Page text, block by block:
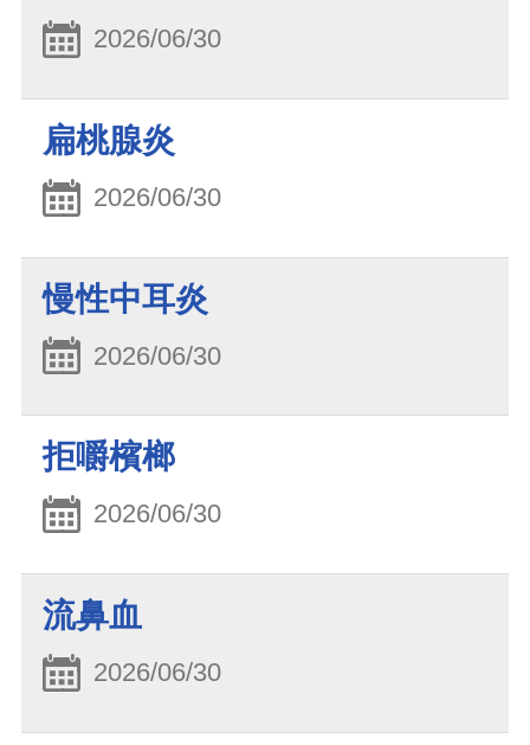
2026/06/30
扁桃腺炎
2026/06/30
慢性中耳炎
2026/06/30
拒嚼檳榔
2026/06/30
流鼻血
2026/06/30